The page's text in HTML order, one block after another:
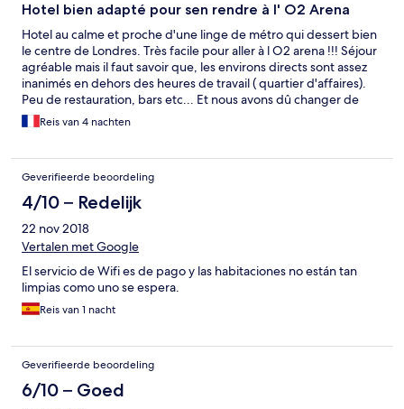
Hotel bien adapté pour sen rendre à l' O2 Arena
Hotel au calme et proche d'une linge de métro qui dessert bien
le centre de Londres. Très facile pour aller à l O2 arena !!! Séjour
agréable mais il faut savoir que, les environs directs sont assez
inanimés en dehors des heures de travail ( quartier d'affaires).
Peu de restauration, bars etc... Et nous avons dû changer de
chambre après notre première nuit à cause de problèmes de
maintenance...
Reis van 4 nachten
Geverifieerde beoordeling
4/10 – Redelijk
22 nov 2018
Vertalen met Google
El servicio de Wifi es de pago y las habitaciones no están tan
limpias como uno se espera.
Reis van 1 nacht
Geverifieerde beoordeling
6/10 – Goed